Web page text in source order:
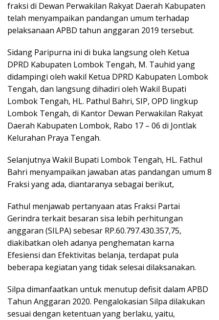
fraksi di Dewan Perwakilan Rakyat Daerah Kabupaten
telah menyampaikan pandangan umum terhadap
pelaksanaan APBD tahun anggaran 2019 tersebut.
Sidang Paripurna ini di buka langsung oleh Ketua
DPRD Kabupaten Lombok Tengah, M. Tauhid yang
didampingi oleh wakil Ketua DPRD Kabupaten Lombok
Tengah, dan langsung dihadiri oleh Wakil Bupati
Lombok Tengah, HL. Pathul Bahri, SIP, OPD lingkup
Lombok Tengah, di Kantor Dewan Perwakilan Rakyat
Daerah Kabupaten Lombok, Rabo 17 – 06 di Jontlak
Kelurahan Praya Tengah.
Selanjutnya Wakil Bupati Lombok Tengah, HL. Fathul
Bahri menyampaikan jawaban atas pandangan umum 8
Fraksi yang ada, diantaranya sebagai berikut,
Fathul menjawab pertanyaan atas Fraksi Partai
Gerindra terkait besaran sisa lebih perhitungan
anggaran (SILPA) sebesar RP.60.797.430.357,75,
diakibatkan oleh adanya penghematan karna
Efesiensi dan Efektivitas belanja, terdapat pula
beberapa kegiatan yang tidak selesai dilaksanakan.
Silpa dimanfaatkan untuk menutup defisit dalam APBD
Tahun Anggaran 2020. Pengalokasian Silpa dilakukan
sesuai dengan ketentuan yang berlaku, yaitu,